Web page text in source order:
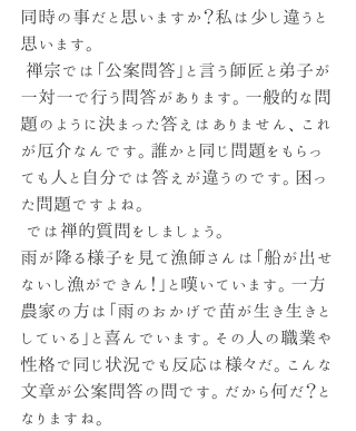
同時の事だと思いますか？私は少し違うと
思います。
一対一で行う問答があります。一般的な問
題のように決まった答えはありません、これ
が厄介なんです。誰かと同じ問題をもらっ
ても人と自分では答えが違うのです。困っ
た問題ですよね。
では禅的質問をしましょう。
雨が降る様子を見て漁師さんは「船が出せ
ないし漁ができん！」と嘆いています。一方
農家の方は「雨のおかげで苗が生き生きと
している」と喜んでいます。その人の職業や
性格で同じ状況でも反応は様々だ。こんな
文章が公案問答の問です。だから何だ？と
なりますね。